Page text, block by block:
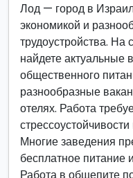
Лод — город в
экономикой и
трудоустройства. На
найдете актуальные
общественного
разнообразные
отелях. Работа
Многие заведения
бесплатное питание